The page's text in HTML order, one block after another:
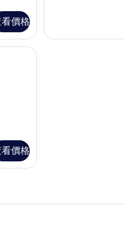
價格
片
情
內保險箱、書桌
價格
宜必思飯店